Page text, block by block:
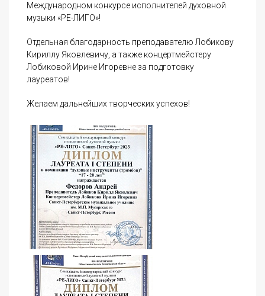
Международном конкурсе исполнителей духовной
музыки «РЕ-ЛИГО»!
Отдельная благодарность преподавателю Лобикову
Кириллу Яковлевичу, а также концертмейстеру
Лобиковой Ирине Игоревне за подготовку
лауреатов!
Желаем дальнейших творческих успехов!